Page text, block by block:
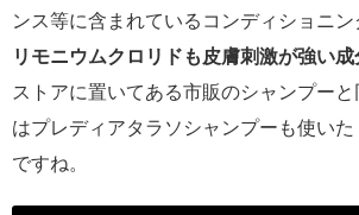
ンス等に含まれているコンディショニン
リモニウムクロリドも皮膚刺激が強い成
ストアに置いてある市販のシャンプー
はプレディアタラソシャンプーも使い
ですね。